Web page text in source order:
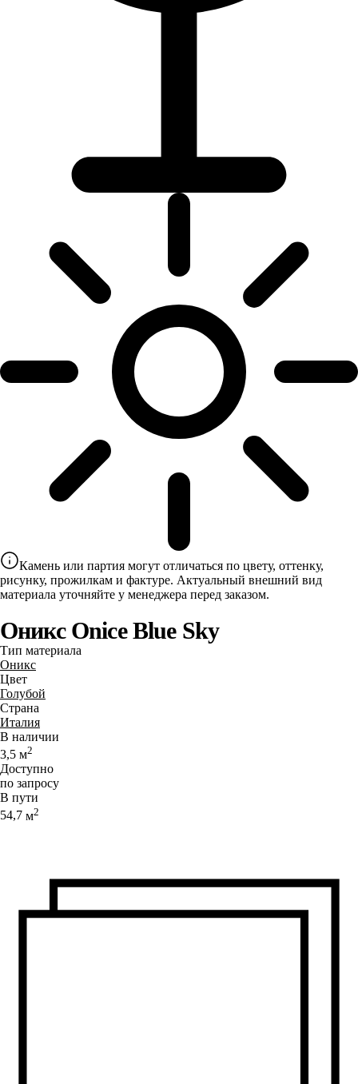
Камень или партия могут отличаться по цвету, оттенку,
рисунку, прожилкам и фактуре. Актуальный внешний вид
материала уточняйте у менеджера перед заказом.
Оникс Onice Blue Sky
Тип материала
Оникс
Цвет
Голубой
Страна
Италия
В наличии
3,5 м2
Доступно
по запросу
В пути
54,7 м2